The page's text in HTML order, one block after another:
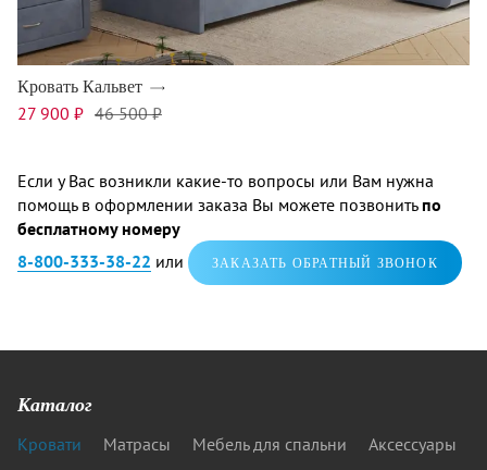
Кровать Кальвет
27 900 ₽ 46 500 ₽
Если у Вас возникли какие-то вопросы или Вам нужна
помощь в оформлении заказа Вы можете позвонитьпо
бесплатному номеру
8-800-333-38-22 или ЗАКАЗАТЬ ОБРАТНЫЙ ЗВОНОК
Каталог
Кровати Матрасы Мебель для спальни Аксессуары